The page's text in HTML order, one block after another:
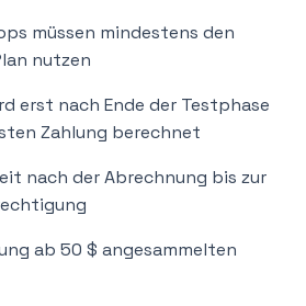
müssen mindestens den
nutzen
erst nach Ende der Testphase
Zahlung berechnet
nach der Abrechnung bis zur
ab 50 $ angesammelten